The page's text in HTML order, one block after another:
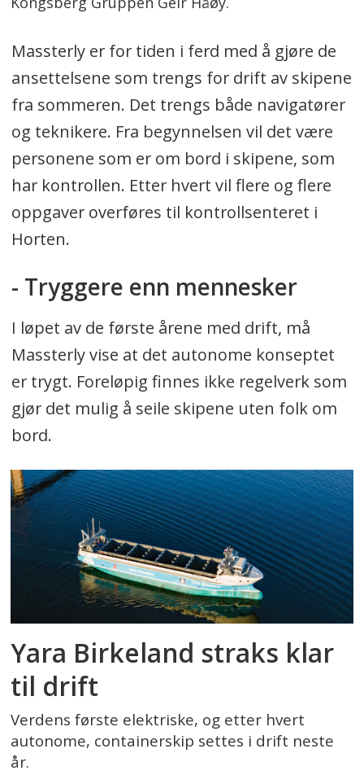
Massterly er for tiden i ferd med å gjøre de
ansettelsene som trengs for drift av skipene
fra sommeren. Det trengs både navigatører
og teknikere. Fra begynnelsen vil det være
personene som er om bord i skipene, som
har kontrollen. Etter hvert vil flere og flere
oppgaver overføres til kontrollsenteret i
Horten.
- Tryggere enn mennesker
I løpet av de første årene med drift, må
Massterly vise at det autonome konseptet
er trygt. Foreløpig finnes ikke regelverk som
gjør det mulig å seile skipene uten folk om
bord.
Yara Birkeland straks klar
til drift
Verdens første elektriske, og etter hvert
autonome, containerskip settes i drift neste
år.